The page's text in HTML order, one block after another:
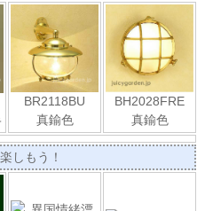
BR2118BU
真鍮色
BH2028FRE
真鍮色
しもう！